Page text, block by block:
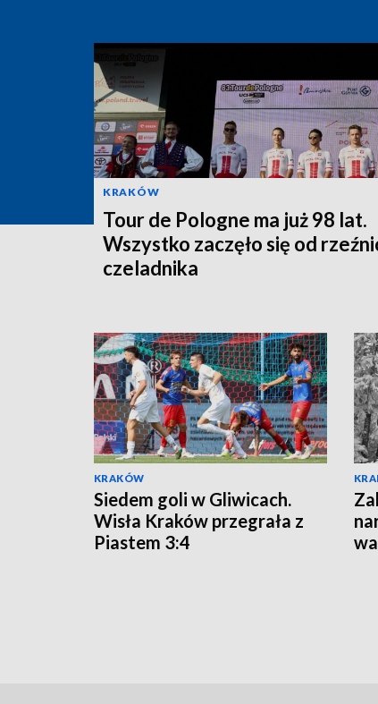
KRAKÓW
Tour de Pologne ma już 98 lat.
Wszystko zaczęło się od
czeladnika
KRAKÓW
Siedem goli w Gliwicach.
Wisła Kraków przegrała z
Piastem 3:4